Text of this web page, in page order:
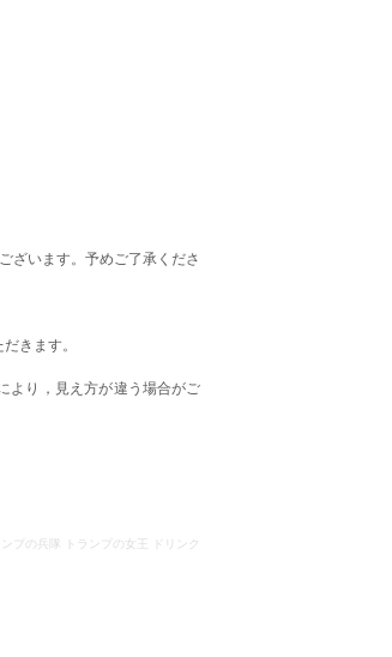
ざいます。予めご了承くださ
きます。
より，見え方が違う場合がご
プの兵隊 トランプの女王 ドリンク